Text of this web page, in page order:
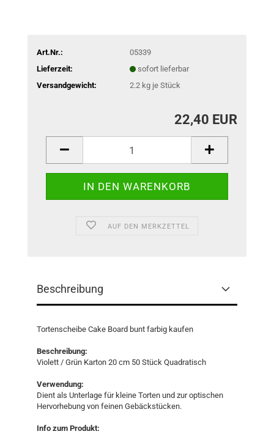
Art.Nr.:
05339
Lieferzeit:
sofort lieferbar
Versandgewicht:
2.2kg je Stück
22,40 EUR
AUF DEN MERKZETTEL
Beschreibung
Tortenscheibe Cake Board bunt farbig kaufen
Beschreibung:
Violett / Grün Karton 20 cm 50 Stück Quadratisch
Verwendung:
Dient als Unterlage für kleine Torten und zur optischen
Hervorhebung von feinen Gebäckstücken.
Info zum Produkt: